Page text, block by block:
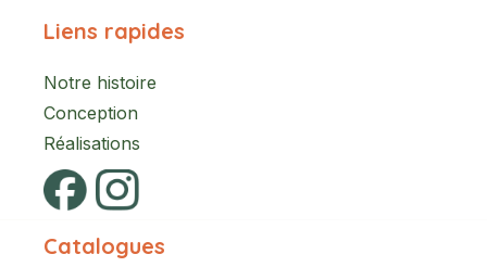
Liens rapides
Notre histoire
Conception
Réalisations
Catalogues